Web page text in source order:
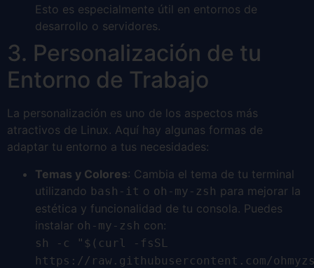
Esto es especialmente útil en entornos de
desarrollo o servidores.
3. Personalización de tu
Entorno de Trabajo
La personalización es uno de los aspectos más
atractivos de Linux. Aquí hay algunas formas de
adaptar tu entorno a tus necesidades:
Temas y Colores: Cambia el tema de tu terminal
utilizando bash-it o oh-my-zsh para mejorar la
estética y funcionalidad de tu consola. Puedes
instalar oh-my-zsh con:
sh -c "$(curl -fsSL
https://raw.githubusercontent.com/